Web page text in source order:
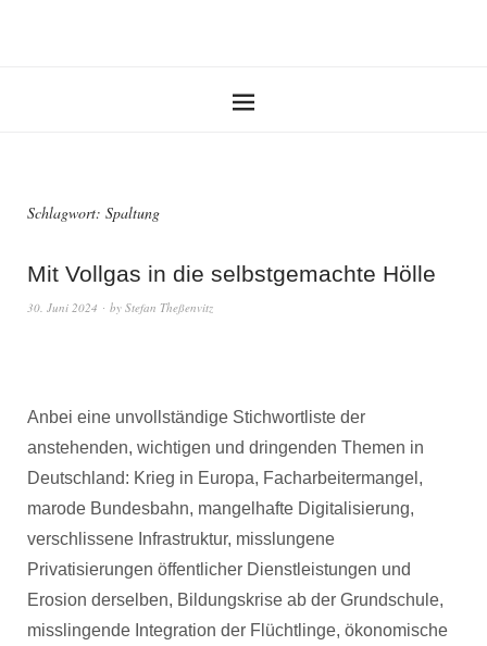
Schlagwort: Spaltung
Mit Vollgas in die selbstgemachte Hölle
30. Juni 2024 by Stefan Theßenvitz
Anbei eine unvollständige Stichwortliste der
anstehenden, wichtigen und dringenden Themen in
Deutschland: Krieg in Europa, Facharbeitermangel,
marode Bundesbahn, mangelhafte Digitalisierung,
verschlissene Infrastruktur, misslungene
Privatisierungen öffentlicher Dienstleistungen und
Erosion derselben, Bildungskrise ab der Grundschule,
misslingende Integration der Flüchtlinge, ökonomische